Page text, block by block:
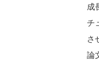
成
チ
さ
論